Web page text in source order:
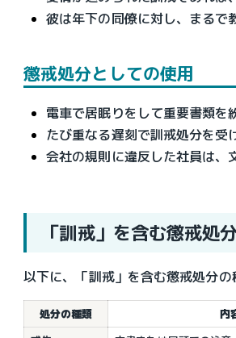
彼は年下の同僚に対し、まるで
懲戒処分としての使用
電車で居眠りをして重要書類を
たび重なる遅刻で訓戒処分を受
会社の規則に違反した社員は、
「訓戒」を含む懲戒処
以下に、「訓戒」を含む懲戒処分の
処分の種類 内